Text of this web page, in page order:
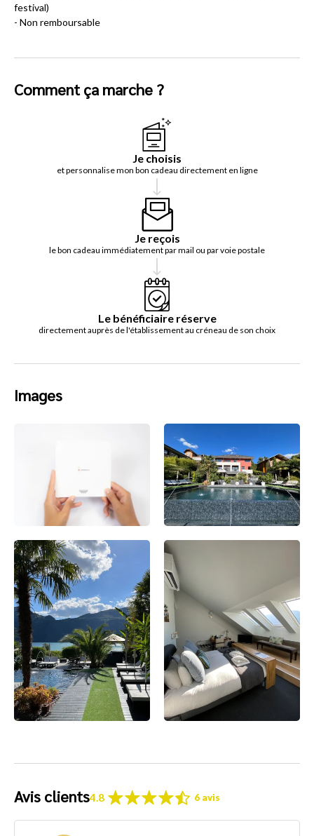
festival)
- Non remboursable
Comment ça marche ?
Je choisis
et personnalise mon bon cadeau directement en ligne
Je reçois
le bon cadeau immédiatement par mail ou par voie postale
Le bénéficiaire réserve
directement auprès de l'établissement au créneau de son choix
Images
Avis clients4.8 6 avis